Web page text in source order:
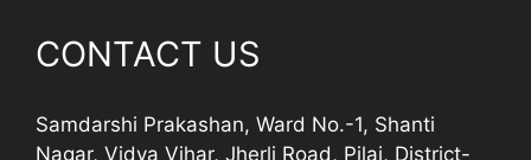
CONTACT US
Samdarshi Prakashan, Ward No.-1, Shanti
Nagar, Vidya Vihar, Jherli Road, Pilai, District-